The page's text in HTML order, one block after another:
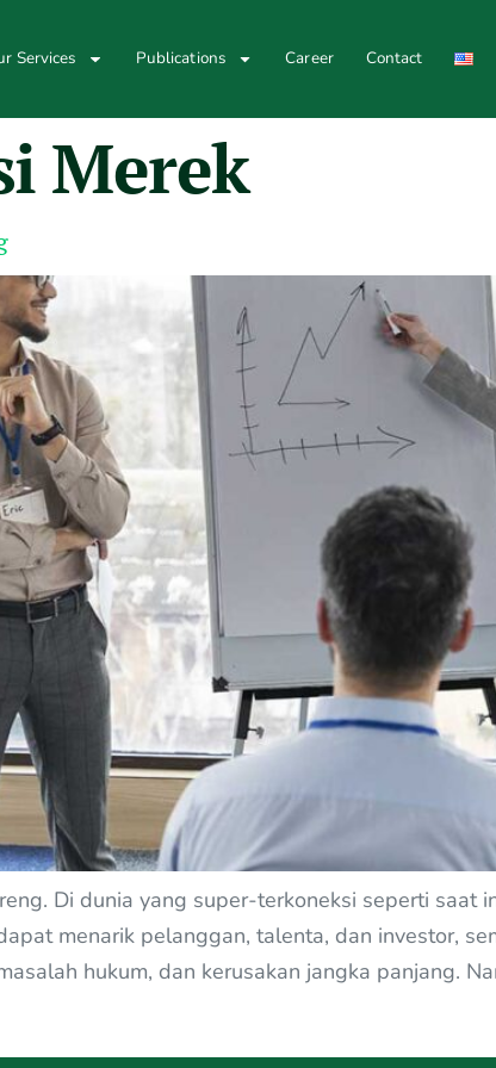
Services Publications Career Contact
Merek
Di dunia yang super-terkoneksi seperti saat
menarik pelanggan, talenta, dan investor,
hukum, dan kerusakan jangka panjang.